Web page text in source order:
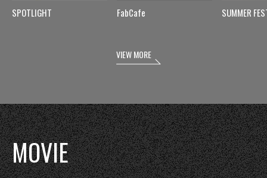
SPOTLIGHT FabCafe SUMMER
VIEW MORE
MOVIE